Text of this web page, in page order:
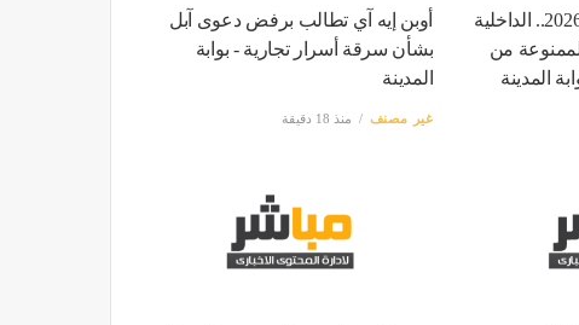
بدء التقديم لحج القرعة 2026.. الداخلية
من
المدينة
أوبن إيه آي تطالب برفض دعوى آبل
بشأن سرقة أسرار تجارية - بوابة
المدينة
غير مصنف منذ 18 دقيقة